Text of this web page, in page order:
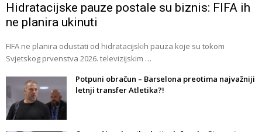
Hidratacijske pauze postale su biznis: FIFA ih
ne planira ukinuti
FIFA ne planira odustati od hidratacijskih pauza koje su tokom
Svjetskog prvenstva 2026. televizijskim …
Potpuni obračun – Barselona preotima najvažniji
letnji transfer Atletika?!